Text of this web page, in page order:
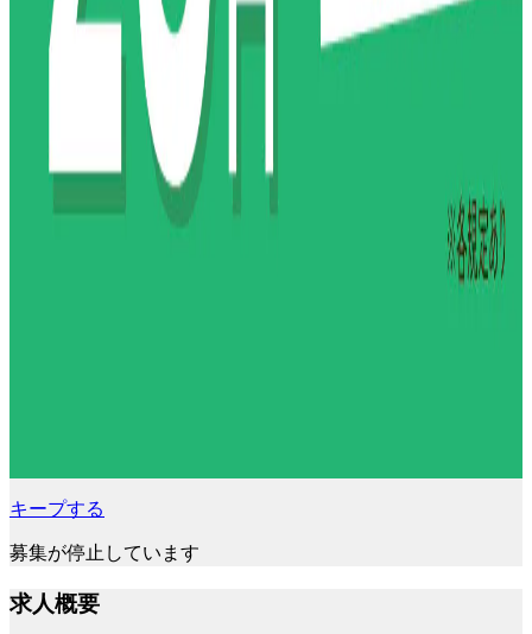
キープする
募集が停止しています
求人概要